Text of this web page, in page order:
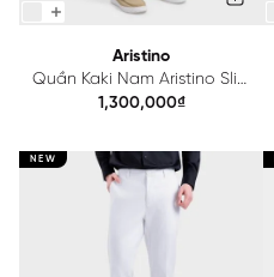
Aristino
Quần Kaki Nam Aristino Slim
Fit AKK801A0H0
1,300,000₫
NEW